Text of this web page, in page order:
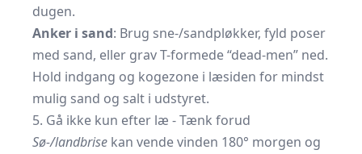
dugen.
Anker i sand: Brug sne-/sandpløkker, fyld poser
med sand, eller grav T-formede “dead-men” ned.
Hold indgang og kogezone i læsiden for mindst
mulig sand og salt i udstyret.
5. Gå ikke kun efter læ - Tænk forud
Sø-/landbrise kan vende vinden 180° morgen og